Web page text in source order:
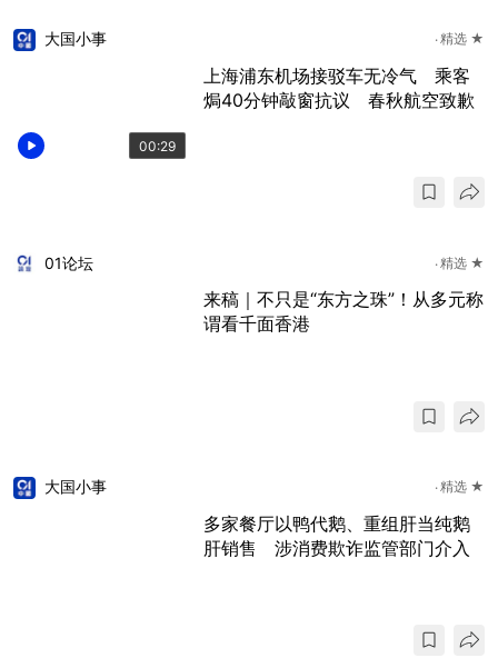
00:29
大国小事 精选 ★
上海浦东机场接驳车无冷气 乘客
焗40分钟敲窗抗议 春秋航空致歉
01论坛 精选 ★
来稿｜不只是“东方之珠”！从多元称
谓看千面香港
大国小事 精选 ★
多家餐厅以鸭代鹅、重组肝当纯鹅
肝销售 涉消费欺诈监管部门介入